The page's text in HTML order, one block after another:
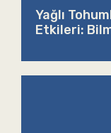
Yağlı
Etkileri: